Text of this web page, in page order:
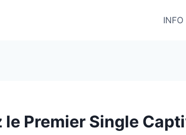
INFO
le Premier Single